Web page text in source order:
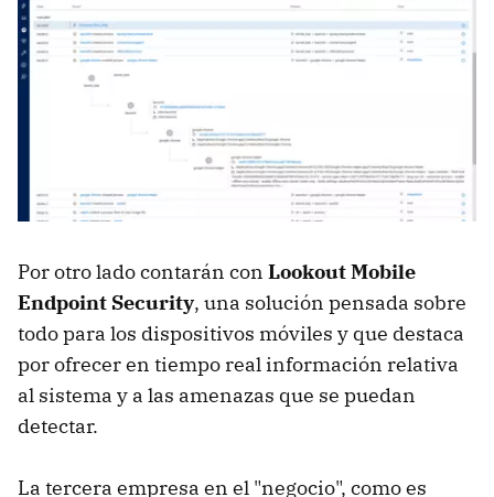
Por otro lado contarán con Lookout Mobile
Endpoint Security, una solución pensada sobre
todo para los dispositivos móviles y que destaca
por ofrecer en tiempo real información relativa
al sistema y a las amenazas que se puedan
detectar.
La tercera empresa en el "negocio", como es